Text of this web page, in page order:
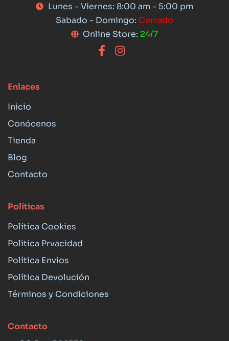
Lunes - Viernes: 8:00 am - 5:00 pm
Sabado - Domingo: Cerrado
Online Store: 24/7
Enlaces
Inicio
Conócenos
Tienda
Blog
Contacto
Políticas
Política Cookies
Politica Prvacidad
Política Envios
Política Devolución
Términos y Condiciones
Contacto